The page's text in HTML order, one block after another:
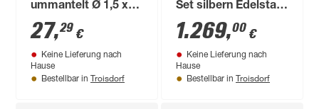
ummantelt Ø 1,5 x
250 cm
27,29 €
Keine Lieferung nach
Hause
Bestellbar in Troisdorf
Set silbern Edelstahl
Ø 180 mm
1.269,00 €
Keine Lieferung nach
Hause
Bestellbar in Troisdorf